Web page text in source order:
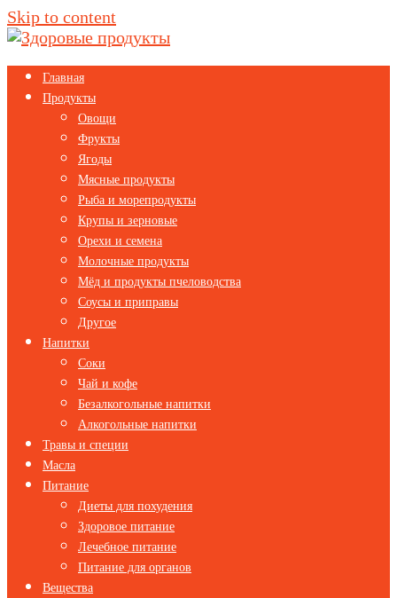
Skip to content
Главная
Продукты
Овощи
Фрукты
Ягоды
Мясные продукты
Рыба и морепродукты
Крупы и зерновые
Орехи и семена
Молочные продукты
Мёд и продукты пчеловодства
Соусы и приправы
Другое
Напитки
Соки
Чай и кофе
Безалкогольные напитки
Алкогольные напитки
Травы и специи
Масла
Питание
Диеты для похудения
Здоровое питание
Лечебное питание
Питание для органов
Вещества